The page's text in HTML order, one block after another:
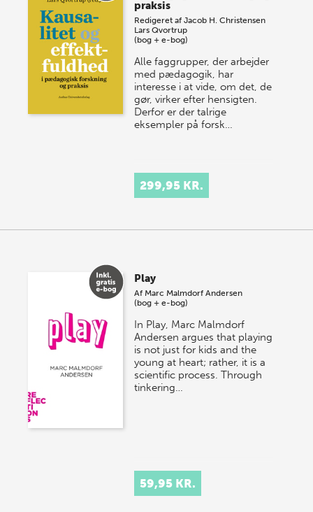
praksis
Redigeret afJacob H. Christensen
Lars Qvortrup
(bog + e-bog)
Alle faggrupper, der arbejder
med pædagogik, har
interesse i at vide, om det, de
gør, virker efter hensigten.
Derfor er der talrige
eksempler på forsk…
299,95 KR.
Play
Af Marc Malmdorf Andersen
(bog + e-bog)
In Play, Marc Malmdorf
Andersen argues that playing
is not just for kids and the
young at heart; rather, it is a
scientific process. Through
tinkering…
59,95 KR.